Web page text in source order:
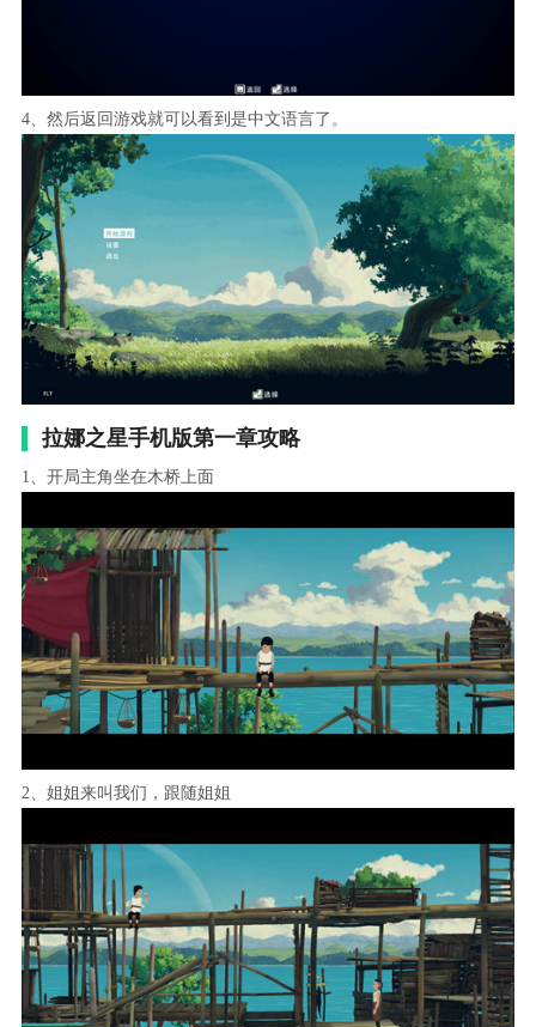
4、然后返回游戏就可以看到是中文语言了。
拉娜之星手机版第一章攻略
1、开局主角坐在木桥上面
2、姐姐来叫我们，跟随姐姐